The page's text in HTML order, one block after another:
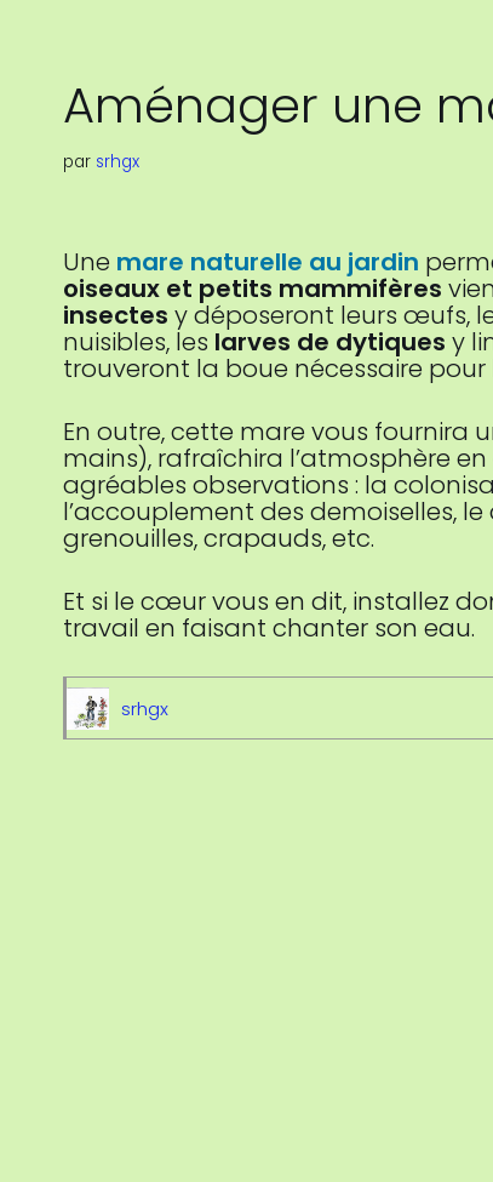
Aménager une
par srhgx
Une mare naturelle au jardin
oiseaux et petits mammifères
insectes y déposeront leurs œufs,
nuisibles, les larves de dytiques y
trouveront la boue nécessaire pour
En outre, cette mare vous fournira
mains), rafraîchira l’atmosphère
agréables observations : la
l’accouplement des demoiselles,
grenouilles, crapauds, etc.
Et si le cœur vous en dit, installez
travail en faisant chanter son eau.
srhgx